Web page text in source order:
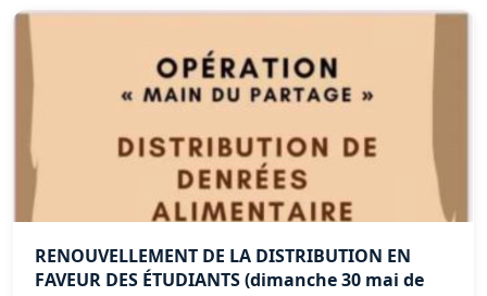
RENOUVELLEMENT DE LA DISTRIBUTION EN
FAVEUR DES ÉTUDIANTS (dimanche 30 mai de